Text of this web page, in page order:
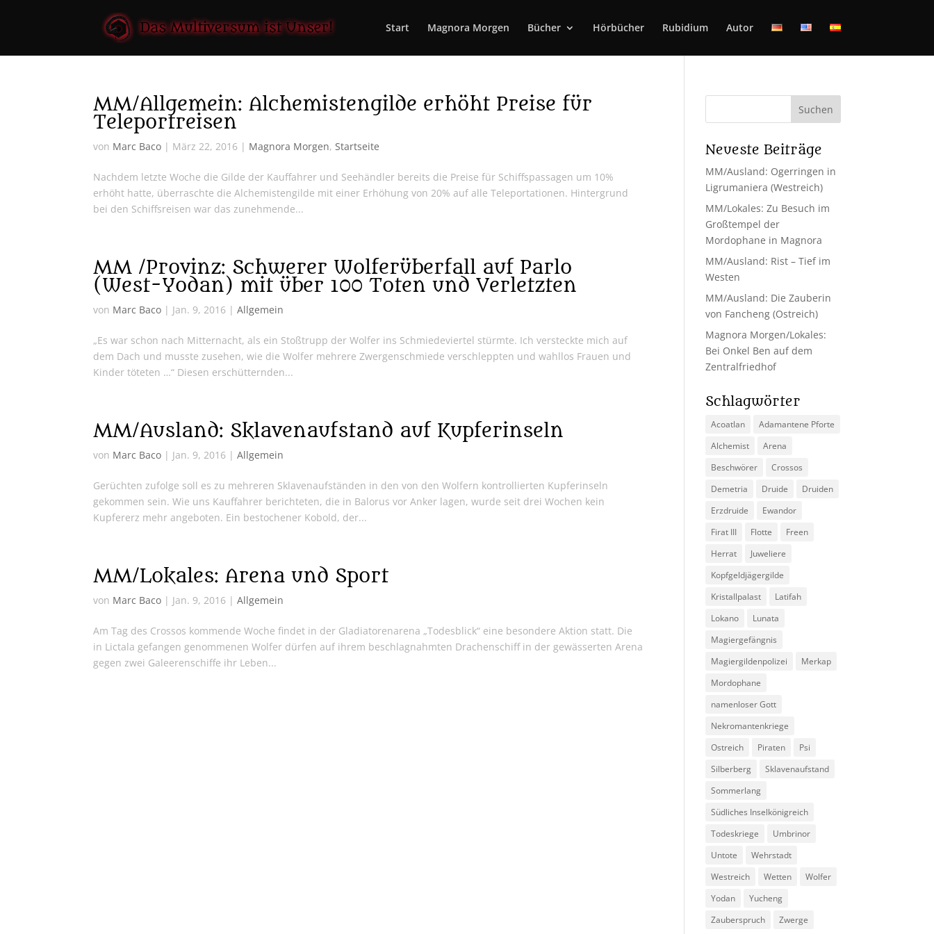
Start Magnora Morgen Bücher Hörbücher Rubidium Autor
MM/Allgemein: Alchemistengilde erhöht Preise für
Teleportreisen
von Marc Baco | März 22, 2016 | Magnora Morgen,Startseite
Nachdem letzte Woche die Gilde der Kauffahrer und Seehändler bereits die Preise für Schiffspassagen um 10%
erhöht hatte, überraschte die Alchemistengilde mit einer Erhöhung von 20% auf alle Teleportationen. Hintergrund
bei den Schiffsreisen war das zunehmende...
MM /Provinz: Schwerer Wolferüberfall auf Parlo
(West-Yodan) mit über 100 Toten und Verletzten
von Marc Baco | Jan. 9, 2016 |Allgemein
„Es war schon nach Mitternacht, als ein Stoßtrupp der Wolfer ins Schmiedeviertel stürmte. Ich versteckte mich auf
dem Dach und musste zusehen, wie die Wolfer mehrere Zwergenschmiede verschleppten und wahllos Frauen und
Kinder töteten …“ Diesen erschütternden...
MM/Ausland: Sklavenaufstand auf Kupferinseln
von Marc Baco | Jan. 9, 2016 |Allgemein
Gerüchten zufolge soll es zu mehreren Sklavenaufständen in den von den Wolfern kontrollierten Kupferinseln
gekommen sein. Wie uns Kauffahrer berichteten, die in Balorus vor Anker lagen, wurde seit drei Wochen kein
Kupfererz mehr angeboten. Ein bestochener Kobold, der...
MM/Lokales: Arena und Sport
von Marc Baco | Jan. 9, 2016 |Allgemein
Am Tag des Crossos kommende Woche findet in der Gladiatorenarena „Todesblick“ eine besondere Aktion statt. Die
in Lictala gefangen genommenen Wolfer dürfen auf ihrem beschlagnahmten Drachenschiff in der gewässerten Arena
gegen zwei Galeerenschiffe ihr Leben...
Neueste Beiträge
MM/Ausland: Ogerringen in
Ligrumaniera (Westreich)
MM/Lokales: Zu Besuch im
Großtempel der
Mordophane in Magnora
MM/Ausland: Rist – Tief im
Westen
MM/Ausland: Die Zauberin
von Fancheng (Ostreich)
Magnora Morgen/Lokales:
Bei Onkel Ben auf dem
Zentralfriedhof
Schlagwörter
Acoatlan
Adamantene Pforte
Alchemist
Arena
Beschwörer
Crossos
Demetria
Druide
Druiden
Erzdruide
Ewandor
Firat III
Flotte
Freen
Herrat
Juweliere
Kopfgeldjägergilde
Kristallpalast
Latifah
Lokano
Lunata
Magiergefängnis
Magiergildenpolizei
Merkap
Mordophane
namenloser Gott
Nekromantenkriege
Ostreich
Piraten
Psi
Silberberg
Sklavenaufstand
Sommerlang
Südliches Inselkönigreich
Todeskriege
Umbrinor
Untote
Wehrstadt
Westreich
Wetten
Wolfer
Yodan
Yucheng
Zauberspruch
Zwerge